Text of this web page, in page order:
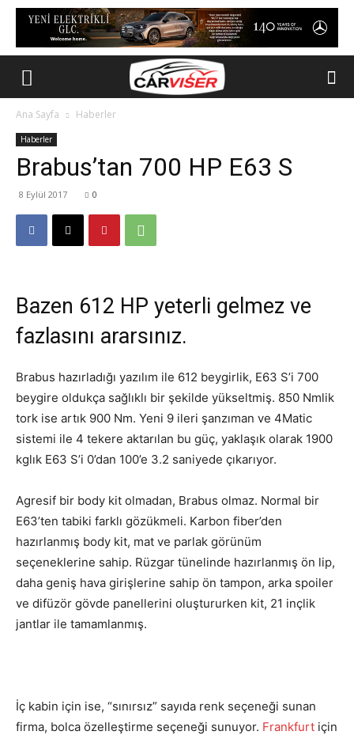
Ana Sayfa Haberler
Haberler
Brabus’tan 700 HP E63 S
8 Eylül 2017 0
Bazen 612 HP yeterli gelmez ve
fazlasını ararsınız.
Brabus hazırladığı yazılım ile 612 beygirlik, E63 S’i 700
beygire oldukça sağlıklı bir şekilde yükseltmiş. 850 Nmlik
tork ise artık 900 Nm. Yeni 9 ileri şanzıman ve 4Matic
sistemi ile 4 tekere aktarılan bu güç, yaklaşık olarak 1900
kglık E63 S’i 0’dan 100’e 3.2 saniyede çıkarıyor.
Agresif bir body kit olmadan, Brabus olmaz. Normal bir
E63’ten tabiki farklı gözükmeli. Karbon fiber’den
hazırlanmış body kit, mat ve parlak görünüm
seçeneklerine sahip. Rüzgar tünelinde hazırlanmış ön lip,
daha geniş hava girişlerine sahip ön tampon, arka spoiler
ve difüzör gövde panellerini oluştururken kit, 21 inçlik
jantlar ile tamamlanmış.
İç kabin için ise, “sınırsız” sayıda renk seçeneği sunan
firma, bolca özelleştirme seçeneği sunuyor. Frankfurt için